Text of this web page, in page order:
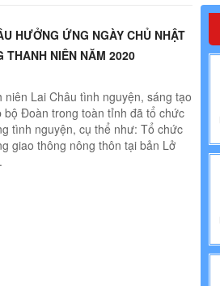
THƯ ĐIỆN TỬ CÔNG VỤ
HƯỞNG ỨNG NGÀY CHỦ NHẬT
THANH NIÊN NĂM 2020
Lai Châu tình nguyện, sáng tạo
bộ Đoàn trong toàn tỉnh đã tổ chức
tình nguyện, cụ thể như: Tổ chức
giao thông nông thôn tại bản Lở